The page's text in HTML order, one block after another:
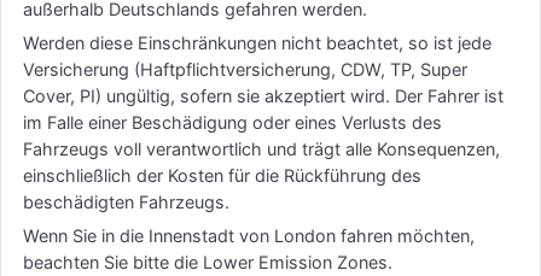
außerhalb Deutschlands gefahren werden.
Werden diese Einschränkungen nicht beachtet, so ist jede
Versicherung (Haftpflichtversicherung, CDW, TP, Super
Cover, PI) ungültig, sofern sie akzeptiert wird. Der Fahrer ist
im Falle einer Beschädigung oder eines Verlusts des
Fahrzeugs voll verantwortlich und trägt alle Konsequenzen,
einschließlich der Kosten für die Rückführung des
beschädigten Fahrzeugs.
Wenn Sie in die Innenstadt von London fahren möchten,
beachten Sie bitte die Lower Emission Zones.